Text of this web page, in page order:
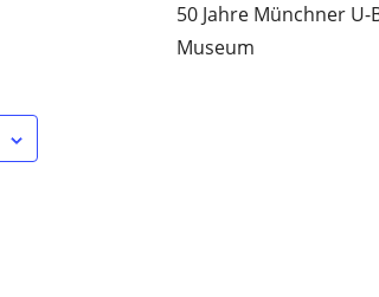
50 Jahre Münchner U-
Museum